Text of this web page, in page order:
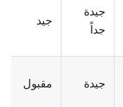
جيدة
جداً
جيد
جيدة مقبول